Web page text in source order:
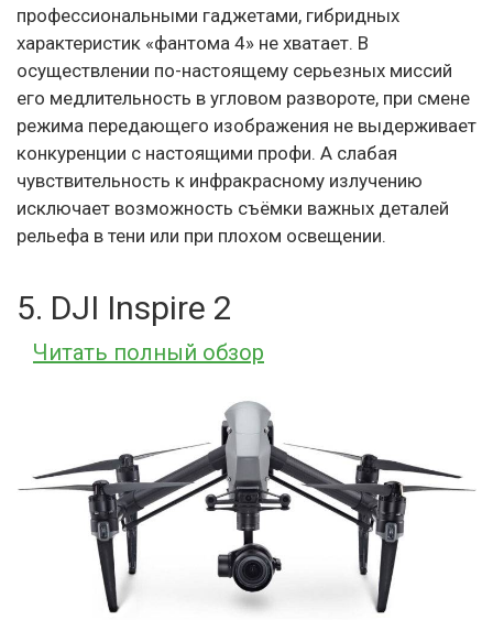
профессиональными гаджетами, гибридных
характеристик «фантома 4» не хватает. В
осуществлении по-настоящему серьезных миссий
его медлительность в угловом развороте, при смене
режима передающего изображения не выдерживает
конкуренции с настоящими профи. А слабая
чувствительность к инфракрасному излучению
исключает возможность съёмки важных деталей
рельефа в тени или при плохом освещении.
5. DJI Inspire 2
Читать полный обзор